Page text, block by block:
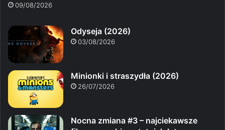
09/08/2026
Odyseja (2026)
03/08/2026
Minionki i straszydła (2026)
26/07/2026
Nocna zmiana #3 – najciekawsze